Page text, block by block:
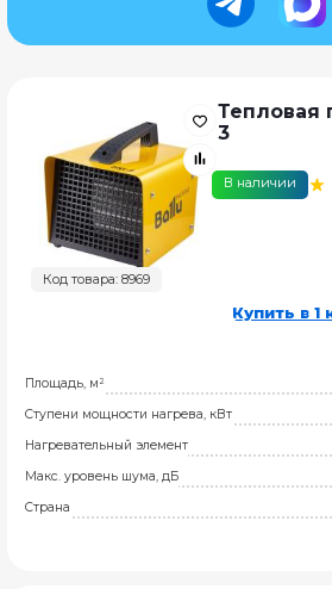
Код товара: 8969
Тепловая
3
В наличии
Купить в 1
Площадь, м²
Ступени мощности нагрева, кВт
Нагревательный элемент
Макс. уровень шума, дБ
Страна